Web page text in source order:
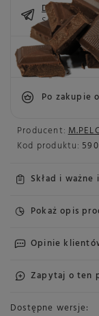
Producent:
Kod produktu:
Skład i
Pokaż opis
Opinie
Zapytaj o ten
Dostępne wersje
Dostawaod
Sprawdź
Łatwy
Dowiedz
Po zakupie